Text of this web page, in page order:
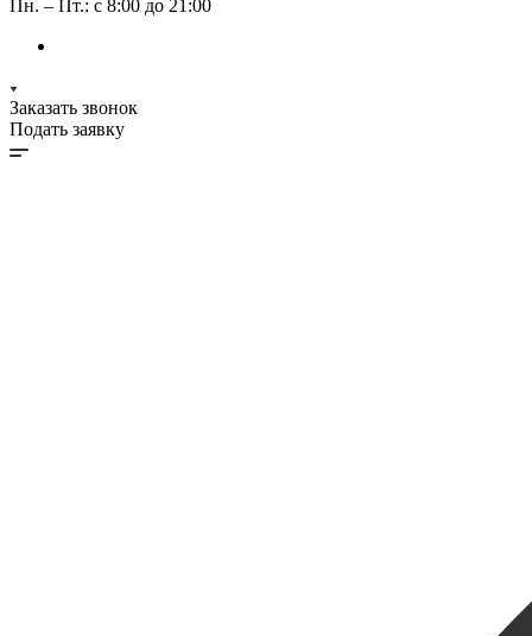
Пн. – Пт.: с 8:00 до 21:00
Заказать звонок
Подать заявку